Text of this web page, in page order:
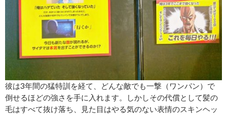
彼は3年間の猛特訓を経て、どんな敵でも一撃（ワンパン）で
倒せるほどの強さを手に入れます。しかしその代償として髪の
毛はすべて抜け落ち、見た目はやる気のない表情のスキンヘッ